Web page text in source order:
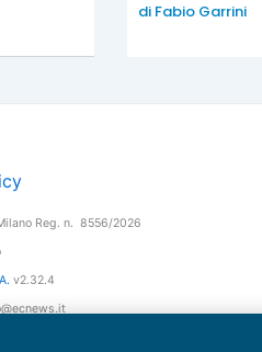
di Fabio Garrini
Reg. n. 8556/2026
v2.32.4
di Milano 02776120236